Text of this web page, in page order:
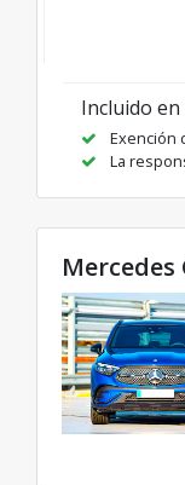
Incluido en
Exención
La
Mercedes